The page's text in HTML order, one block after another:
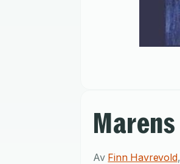
Av Finn Havrevold,